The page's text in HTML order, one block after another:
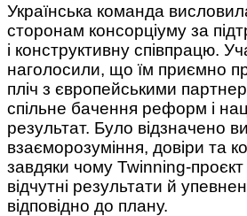
Українська команда
сторонам консорціуму за
і конструктивну співпрацю.
наголосили, що їм приємно
пліч з європейськими
спільне бачення реформ і
результат. Було відзначено
взаєморозуміння, довіри та
завдяки чому Twinning-
відчутні результати й
відповідно до плану.